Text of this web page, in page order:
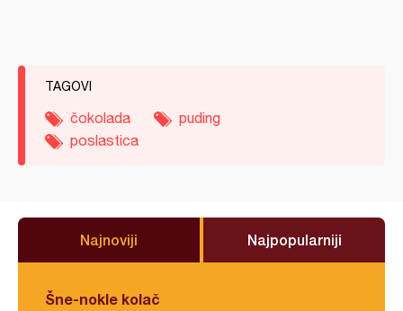
TAGOVI
čokolada
puding
poslastica
Najnoviji Najpopularniji
Šne-nokle kolač